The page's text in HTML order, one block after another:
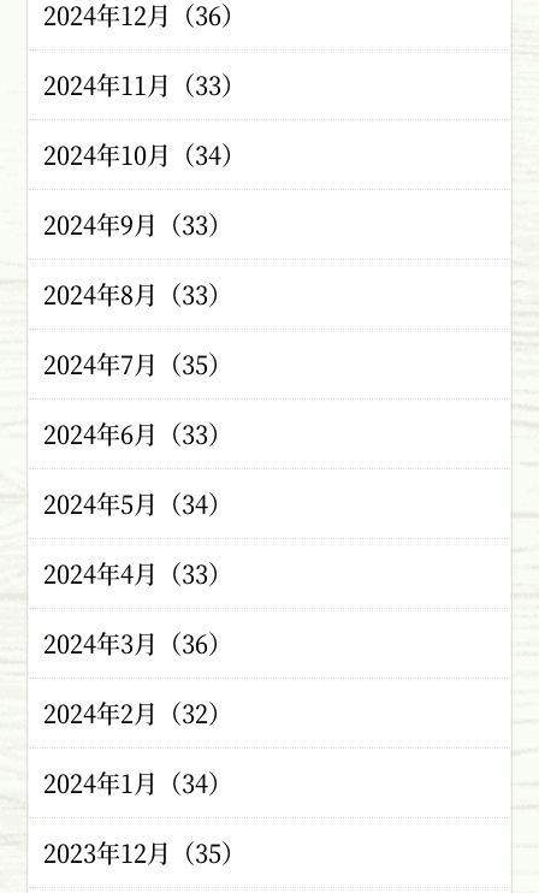
2024年12月（36）
2024年11月（33）
2024年10月（34）
2024年9月（33）
2024年8月（33）
2024年7月（35）
2024年6月（33）
2024年5月（34）
2024年4月（33）
2024年3月（36）
2024年2月（32）
2024年1月（34）
2023年12月（35）